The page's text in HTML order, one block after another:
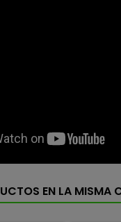
EN LA MISMA